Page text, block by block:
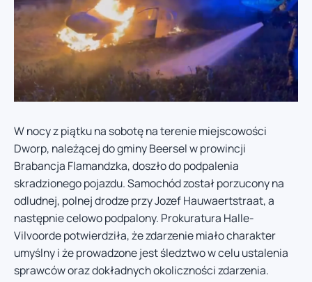
W nocy z piątku na sobotę na terenie miejscowości
Dworp, należącej do gminy Beersel w prowincji
Brabancja Flamandzka, doszło do podpalenia
skradzionego pojazdu. Samochód został porzucony na
odludnej, polnej drodze przy Jozef Hauwaertstraat, a
następnie celowo podpalony. Prokuratura Halle-
Vilvoorde potwierdziła, że zdarzenie miało charakter
umyślny i że prowadzone jest śledztwo w celu ustalenia
sprawców oraz dokładnych okoliczności zdarzenia.